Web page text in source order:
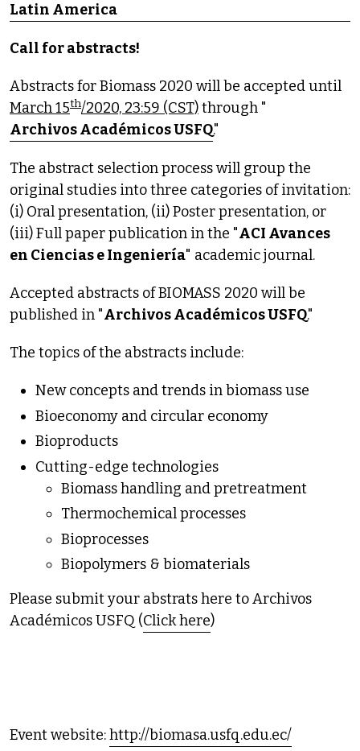
Latin America
Call for abstracts!
Abstracts for Biomass 2020 will be accepted until
March 15th/2020, 23:59 (CST)through "
Archivos Académicos USFQ."
The abstract selection process will group the
original studies into three categories of invitation:
(i) Oral presentation, (ii) Poster presentation, or
(iii) Full paper publication in the "ACI Avances
en Ciencias e Ingeniería" academic journal.
Accepted abstracts of BIOMASS 2020 will be
published in "Archivos Académicos USFQ."
The topics of the abstracts include:
New concepts and trends in biomass use
Bioeconomy and circular economy
Bioproducts
Cutting-edge technologies
Biomass handling and pretreatment
Thermochemical processes
Bioprocesses
Biopolymers & biomaterials
Please submit your abstrats here to Archivos
Académicos USFQ (Click here)
Event website:http://biomasa.usfq.edu.ec/